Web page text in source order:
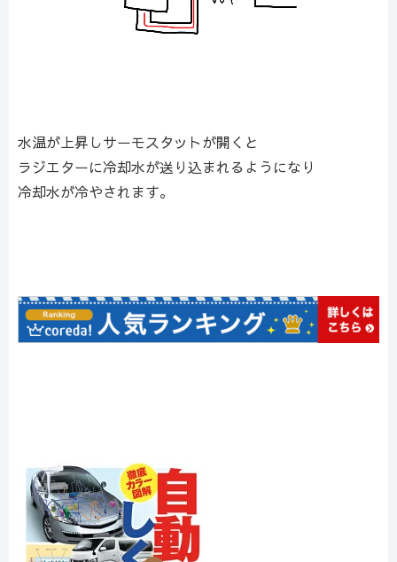
水温が上昇しサーモスタットが開くと
ラジエターに冷却水が送り込まれるようになり
冷却水が冷やされます。